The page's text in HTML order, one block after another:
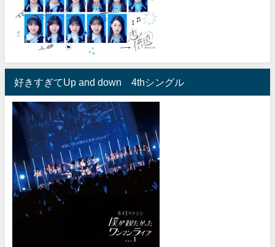
好きすぎてUp and down 4thシングル